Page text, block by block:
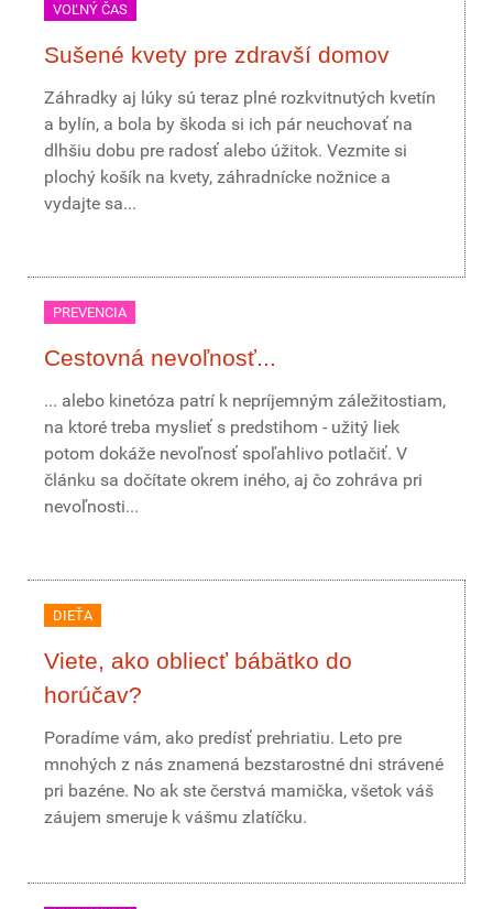
VOĽNÝ ČAS
Sušené kvety pre zdravší domov
Záhradky aj lúky sú teraz plné rozkvitnutých kvetín
a bylín, a bola by škoda si ich pár neuchovať na
dlhšiu dobu pre radosť alebo úžitok. Vezmite si
plochý košík na kvety, záhradnícke nožnice a
vydajte sa...
PREVENCIA
Cestovná nevoľnosť...
... alebo kinetóza patrí k nepríjemným záležitostiam,
na ktoré treba myslieť s predstihom - užitý liek
potom dokáže nevoľnosť spoľahlivo potlačiť. V
článku sa dočítate okrem iného, aj čo zohráva pri
nevoľnosti...
DIEŤA
Viete, ako obliecť bábätko do
horúčav?
Poradíme vám, ako predísť prehriatiu. Leto pre
mnohých z nás znamená bezstarostné dni strávené
pri bazéne. No ak ste čerstvá mamička, všetok váš
záujem smeruje k vášmu zlatíčku.